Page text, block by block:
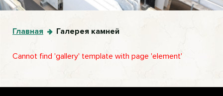
Главная Галерея камней
Cannot find 'gallery' template with page 'element'